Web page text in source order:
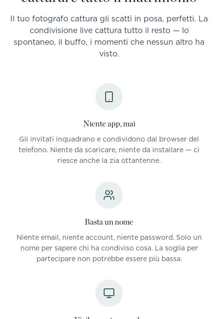
Il tuo fotografo cattura gli scatti in posa, perfetti. La
condivisione live cattura tutto il resto — lo
spontaneo, il buffo, i momenti che nessun altro ha
visto.
Niente app, mai
Gli invitati inquadrano e condividono dal browser del
telefono. Niente da scaricare, niente da installare — ci
riesce anche la zia ottantenne.
Basta un nome
Niente email, niente account, niente password. Solo un
nome per sapere chi ha condiviso cosa. La soglia per
partecipare non potrebbe essere più bassa.